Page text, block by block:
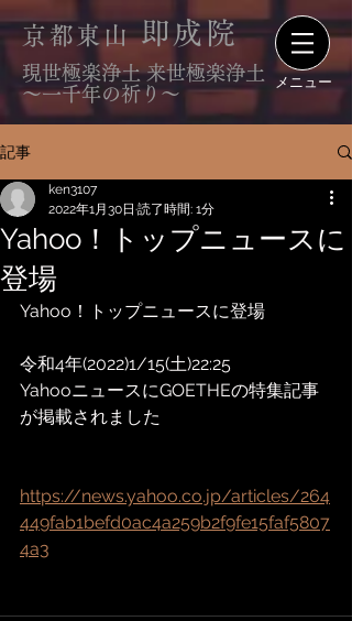
京都東山即成院
現世極楽浄土 来世極楽浄土
〜一千年の祈り〜
メニュー
記事
Yahoo！トップニュースに
登場
ken3107
2022年1月30日 読了時間: 1分
Yahoo！トップニュースに登場
令和4年(2022)1/15(土)22:25
YahooニュースにGOETHEの特集記事
が掲載されました
https://news.yahoo.co.jp/articles/264
449fab1befd0ac4a259b2f9fe15faf5807
4a3